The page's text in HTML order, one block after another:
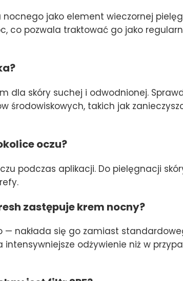
jako element wieczornej
co pozwala traktować go jako
dla skóry suchej i odwodnionej.
środowiskowych, takich jak
oczu?
podczas aplikacji. Do pielęgnacji
zastępuje krem nocny?
— nakłada się go zamiast
odżywienie niż w